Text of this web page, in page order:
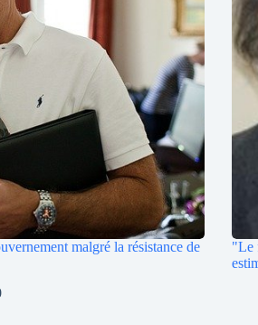
malgré la résistance de
"Le